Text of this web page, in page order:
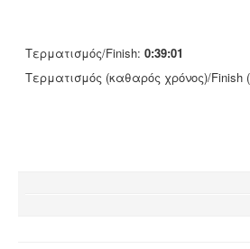
Τερματισμός/Finish: 0:39:01
Τερματισμός (καθαρός χρόνος)/Finish